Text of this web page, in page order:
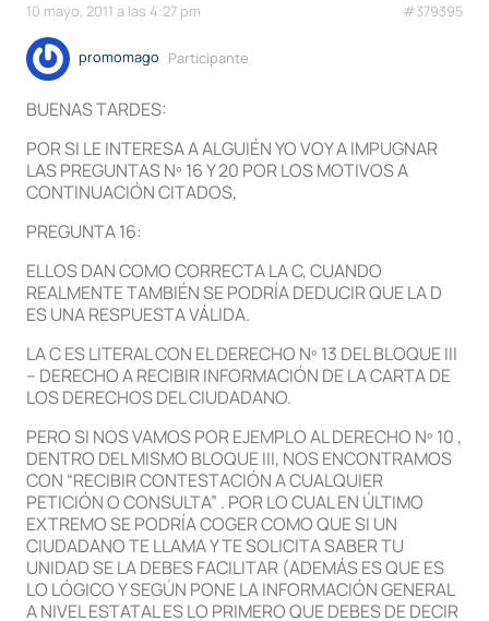
10 mayo, 2011 a las 4:27 pm #379395
promomago Participante
BUENAS TARDES:
POR SI LE INTERESA A ALGUIÉN YO VOY A IMPUGNAR
LAS PREGUNTAS Nº 16 Y 20 POR LOS MOTIVOS A
CONTINUACIÓN CITADOS,
PREGUNTA 16:
ELLOS DAN COMO CORRECTA LA C, CUANDO
REALMENTE TAMBIÉN SE PODRÍA DEDUCIR QUE LA D
ES UNA RESPUESTA VÁLIDA.
LA C ES LITERAL CON EL DERECHO Nº 13 DEL BLOQUE III
– DERECHO A RECIBIR INFORMACIÓN DE LA CARTA DE
LOS DERECHOS DEL CIUDADANO.
PERO SI NOS VAMOS POR EJEMPLO AL DERECHO Nº 10 ,
DENTRO DEL MISMO BLOQUE III, NOS ENCONTRAMOS
CON “RECIBIR CONTESTACIÓN A CUALQUIER
PETICIÓN O CONSULTA” . POR LO CUAL EN ÚLTIMO
EXTREMO SE PODRÍA COGER COMO QUE SI UN
CIUDADANO TE LLAMA Y TE SOLICITA SABER TU
UNIDAD SE LA DEBES FACILITAR (ADEMÁS ES QUE ES
LO LÓGICO Y SEGÚN PONE LA INFORMACIÓN GENERAL
A NIVEL ESTATAL ES LO PRIMERO QUE DEBES DE DECIR